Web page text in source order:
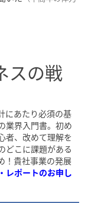
スの戦
にあたり必須の基
業界入門書。初め
者、改めて理解を
どこに課題がある
！貴社事業の発展
レポートのお申し